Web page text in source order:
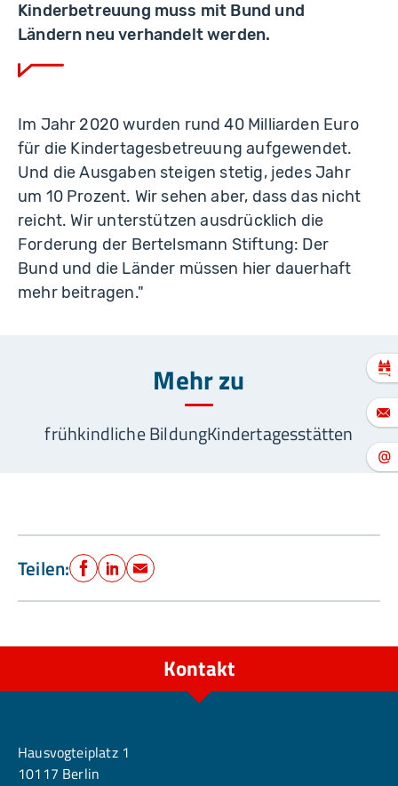
Kinderbetreuung muss mit Bund und
Ländern neu verhandelt werden.
Im Jahr 2020 wurden rund 40 Milliarden Euro
für die Kindertagesbetreuung aufgewendet.
Und die Ausgaben steigen stetig, jedes Jahr
um 10 Prozent. Wir sehen aber, dass das nicht
reicht. Wir unterstützen ausdrücklich die
Forderung der Bertelsmann Stiftung: Der
Bund und die Länder müssen hier dauerhaft
mehr beitragen."
Mehr zu
frühkindliche BildungKindertagesstätten
Teilen: Facebook
LinkedIn
E-Mail
Kontakt
Hausvogteiplatz 1
10117 Berlin